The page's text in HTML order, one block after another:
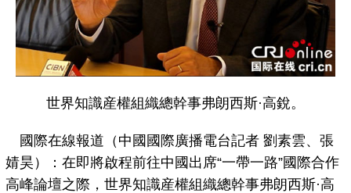
世界知識産權組織總幹事弗朗西斯·高銳。
國際在線報道（中國國際廣播電台記者 劉素雲、張
婧昊）：在即將啟程前往中國出席“一帶一路”國際合作
高峰論壇之際，世界知識産權組織總幹事弗朗西斯·高